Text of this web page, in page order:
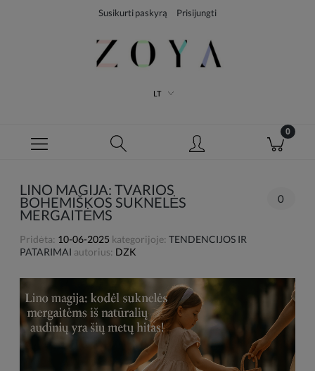
Susikurti paskyrą Prisijungti
LT
LINO MAGIJA: TVARIOS
BOHEMIŠKOS SUKNELĖS
MERGAITĖMS
0
Pridėta: 10-06-2025 kategorijoje: TENDENCIJOS IR
PATARIMAI autorius: DZK